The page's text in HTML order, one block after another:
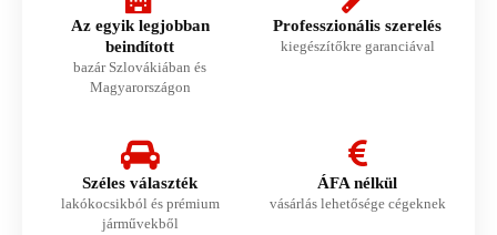
Az egyik legjobban
beindított
bazár Szlovákiában és
Magyarországon
Professzionális szerelés
kiegészítőkre garanciával
Széles választék
lakókocsikból és prémium
járművekből
ÁFA nélkül
vásárlás lehetősége cégeknek